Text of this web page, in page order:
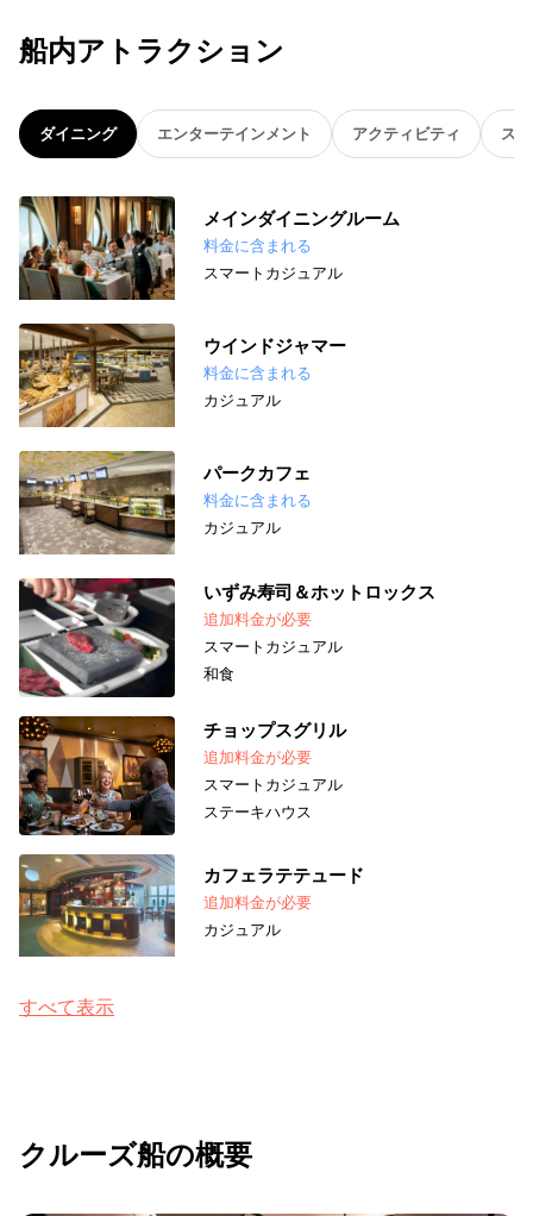
船内アトラクション
ダイニング エンターテインメント アクティビティ ス
メインダイニングルーム
料金に含まれる
スマートカジュアル
ウインドジャマー
料金に含まれる
カジュアル
パークカフェ
料金に含まれる
カジュアル
いずみ寿司＆ホットロックス
追加料金が必要
スマートカジュアル
和食
チョップスグリル
追加料金が必要
スマートカジュアル
ステーキハウス
カフェラテテュード
追加料金が必要
カジュアル
すべて表示
クルーズ船の概要